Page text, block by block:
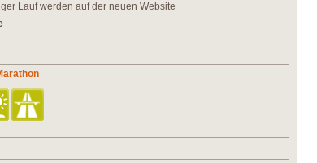
Lauf werden auf der neuen Website